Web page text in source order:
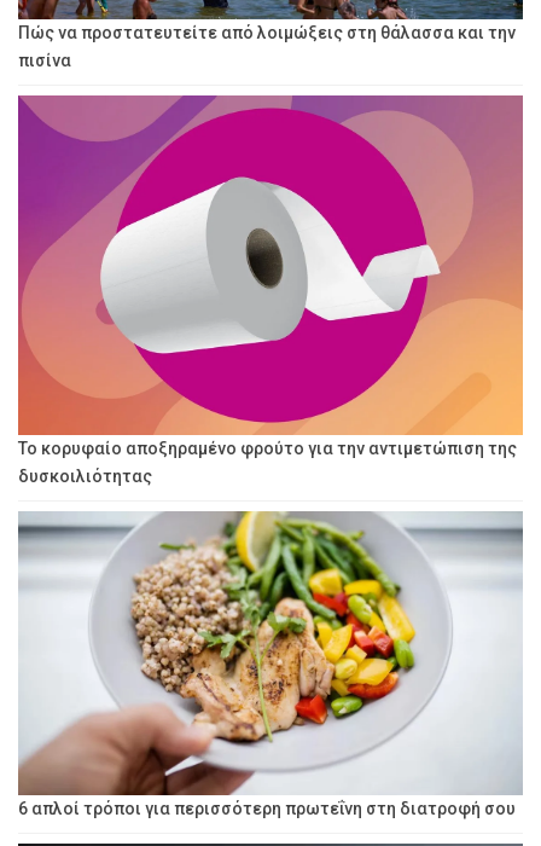
Πώς να προστατευτείτε από λοιμώξεις στη θάλασσα και την
πισίνα
Το κορυφαίο αποξηραμένο φρούτο για την αντιμετώπιση της
δυσκοιλιότητας
6 απλοί τρόποι για περισσότερη πρωτεΐνη στη διατροφή σου